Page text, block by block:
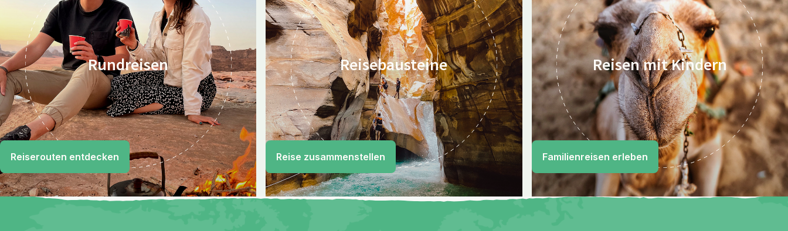
Rundreisen
Reiserouten entdecken
Reisebausteine
Reise zusammenstellen
Reisen mit Kindern
Familienreisen erleben